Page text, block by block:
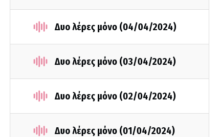
Δυο λέρες μόνο (04/04/2024)
Δυο λέρες μόνο (03/04/2024)
Δυο λέρες μόνο (02/04/2024)
Δυο λέρες μόνο (01/04/2024)